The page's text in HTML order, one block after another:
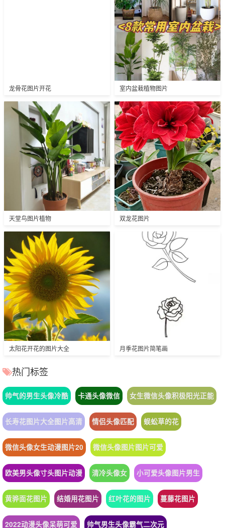
龙骨花图片开花 室内盆栽植物图片
天堂鸟图片植物 双龙花图片
太阳花开花的图片大全 月季花图片简笔画
热门标签
帅气的男生头像冷酷 卡通头像微信 女生微信头像积极阳光正能
长寿花图片大全图片高清 情侣头像匹配 蜈蚣草的花
微信头像女生动漫图片20 微信头像图片图片可爱
欧美男头像寸头图片动漫 清冷头像女 小可爱头像图片男生
黄骅面花图片 结婚用花图片 红叶花的图片 蔓藤花图片
2022动漫头像呆萌可爱 帅气男生头像霸气二次元